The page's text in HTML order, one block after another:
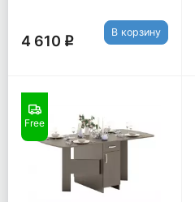
4 610 q
В корзину
Free